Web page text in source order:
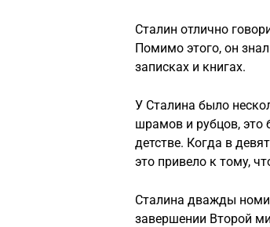
Сталин отлично
Помимо этого, он
записках и книгах.
У Сталина было
шрамов и рубцов, это
детстве. Когда в
это привело к тому,
Сталина дважды
завершении Второй